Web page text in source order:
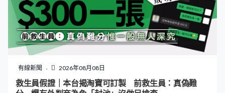
拯溺總會申請，我們預早安排後給予授權，就可以隨時現
場進行即時的核實工作。」 總會指近年接獲的核實查詢上
升，自食環署去年加強規管，連同私人機構，查詢升至近
7,000宗，今年已錄得約3,000宗。食環署回覆去年至今向
總會支付了25萬元查核費用。 有工會建議食環署整理合資
格救生員名單，又認為要加強巡查。港九拯溺員工會副理
事長胡啟榮：「全港有1,400個私人屋苑泳池，而且開放時
間都未必一樣，巡查時可能真的不夠救生員，或者冒牌救
有線新聞 2026年08月08日
救生員假證｜本台揭淘寶可訂製 前救生員：真偽難